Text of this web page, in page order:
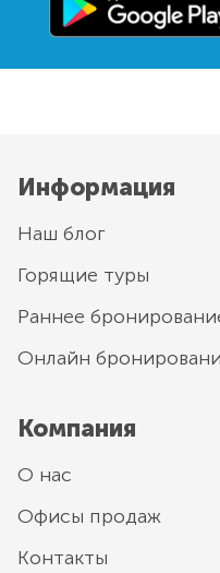
Информация
Наш блог
Горящие туры
Раннее
Онлайн
Компания
О нас
Офисы продаж
Контакты